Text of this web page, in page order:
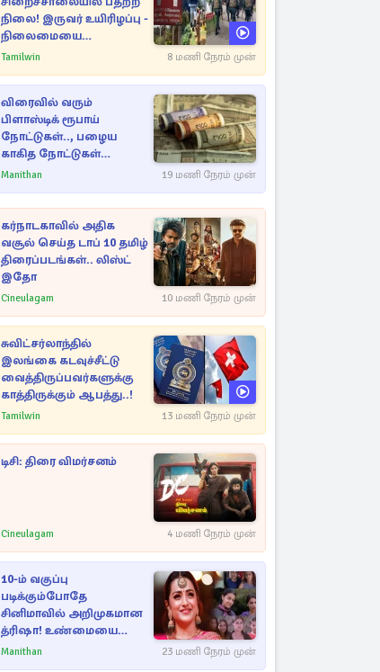
நிலை! இருவர் உயிரிழப்பு -
நிலைமையை
கட்டுப்படுத்த பொலிஸார்
Tamilwin 8 மணி நேரம் முன்
விரைவில் வரும்
பிளாஸ்டிக் ரூபாய்
நோட்டுகள்.., பழைய
காகித நோட்டுகள்
செல்லுமா?
Manithan 19 மணி நேரம் முன்
கர்நாடகாவில் அதிக
வசூல் செய்த டாப் 10 தமிழ்
திரைப்படங்கள்.. லிஸ்ட்
இதோ
Cineulagam 10 மணி நேரம் முன்
சுவிட்சர்லாந்தில்
இலங்கை கடவுச்சீட்டு
வைத்திருப்பவர்களுக்கு
காத்திருக்கும் ஆபத்து..!
Tamilwin 13 மணி நேரம் முன்
டிசி: திரை விமர்சனம்
Cineulagam 4 மணி நேரம் முன்
10-ம் வகுப்பு
படிக்கும்போதே
சினிமாவில் அறிமுகமான
த்ரிஷா! உண்மையை
பகிர்ந்த இயக்குநர் பிரவீன்
Manithan 23 மணி நேரம் முன்